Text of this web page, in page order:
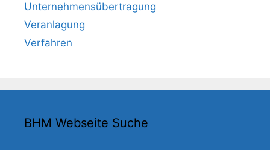
Unternehmensübertragung
Veranlagung
Verfahren
BHM Webseite Suche